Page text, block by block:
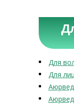
Для
Для